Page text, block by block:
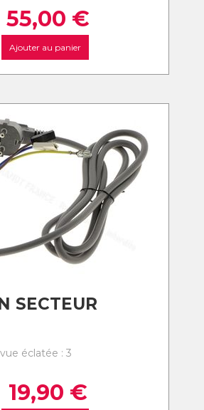
55,00 €
Ajouter au panier
SECTEUR
éclatée : 3
19,90 €